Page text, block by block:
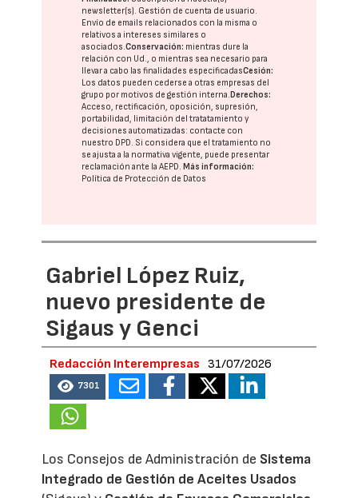
newsletter(s). Gestión de cuenta de usuario.
Envío de emails relacionados con la misma o
relativos a intereses similares o
asociados.Conservación: mientras dure la
relación con Ud., o mientras sea necesario para
llevar a cabo las finalidades especificadasCesión:
Los datos pueden cederse a otras empresas del
grupo por motivos de gestión interna.Derechos:
Acceso, rectificación, oposición, supresión,
portabilidad, limitación del tratatamiento y
decisiones automatizadas: contacte con
nuestro DPD. Si considera que el tratamiento no
se ajusta a la normativa vigente, puede presentar
reclamación ante laAEPD.Más información:
Política de Protección de Datos
Gabriel López Ruiz,
nuevo presidente de
Sigaus y Genci
Redacción Interempresas 31/07/2026
7301
Los Consejos de Administración de Sistema
Integrado de Gestión de Aceites Usados